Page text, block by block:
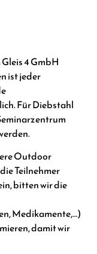
4 GmbH
ist jeder
Für Diebstahl
Outdoor
Teilnehmer
bitten wir die
Medikamente,…)
damit wir